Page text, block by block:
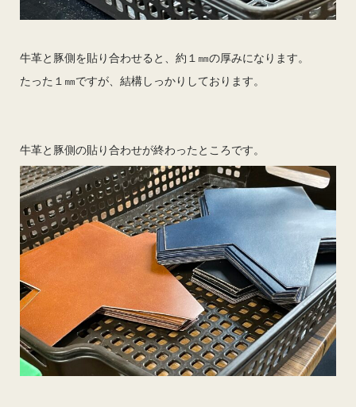
牛革と豚側を貼り合わせると、約１㎜の厚みになります。
たった１㎜ですが、結構しっかりしております。
牛革と豚側の貼り合わせが終わったところです。